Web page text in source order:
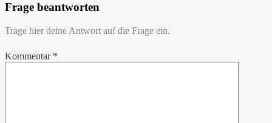
Frage beantworten
Trage hier deine Antwort auf die Frage ein.
Kommentar *